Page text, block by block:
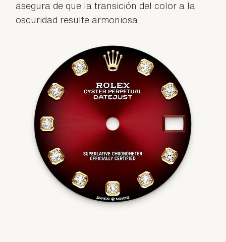
asegura de que la transición del color a la
oscuridad resulte armoniosa.